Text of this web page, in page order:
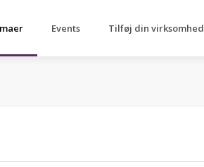
Events Tilføj din virksomhed